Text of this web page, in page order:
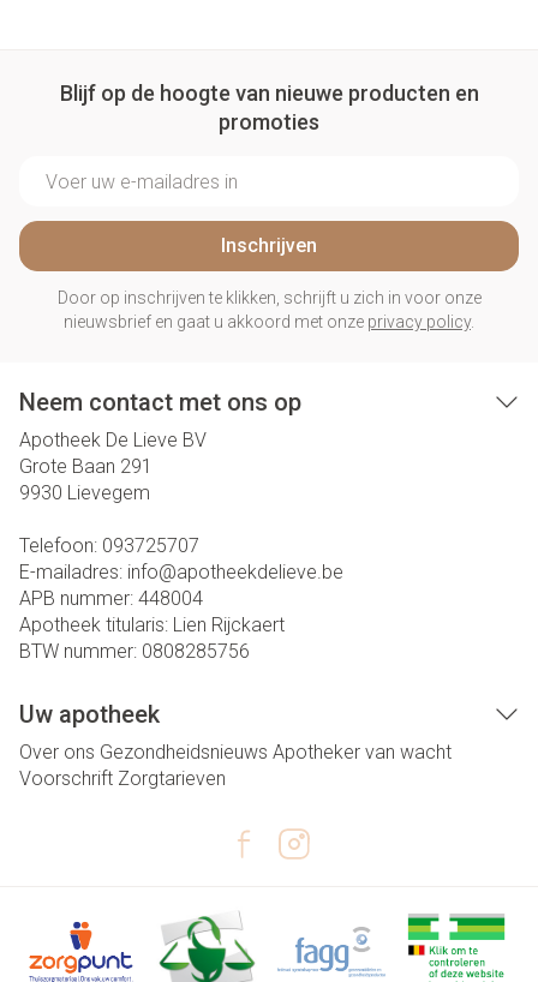
Blijf op de hoogte van nieuwe producten en
promoties
Inschrijven
Door op inschrijven te klikken, schrijft u zich in voor onze
nieuwsbrief en gaat u akkoord met onze privacy policy.
Neem contact met ons op
Apotheek De Lieve BV
Grote Baan 291
9930 Lievegem
Telefoon: 093725707
E-mailadres: info@apotheekdelieve.be
APB nummer: 448004
Apotheek titularis: Lien Rijckaert
BTW nummer: 0808285756
Uw apotheek
Over ons Gezondheidsnieuws Apotheker van wacht
Voorschrift Zorgtarieven